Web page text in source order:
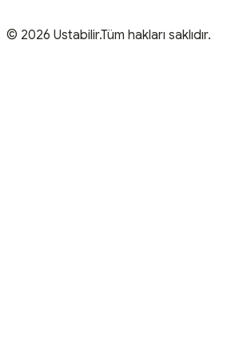
© 2026 Ustabilir.Tüm hakları saklıdır.